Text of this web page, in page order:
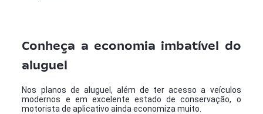
Conheça a economia imbatível do
aluguel
Nos planos de aluguel, além de ter acesso a veículos
modernos e em excelente estado de conservação, o
motorista de aplicativo ainda economiza muito.